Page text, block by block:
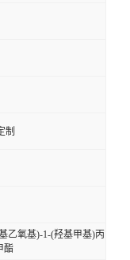
制
乙氧基)-1-(羟基甲基)丙
酯